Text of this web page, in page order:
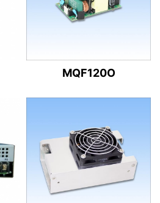
MQF120O